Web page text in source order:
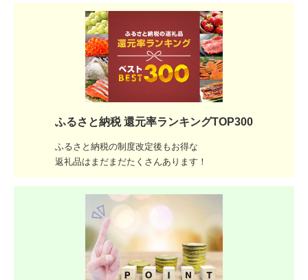
ふるさと納税 還元率ランキングTOP300
ふるさと納税の制度改定後もお得な
返礼品はまだまだたくさんあります！